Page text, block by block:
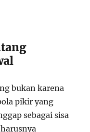
bukan karena
pikir yang
sebagai sisa